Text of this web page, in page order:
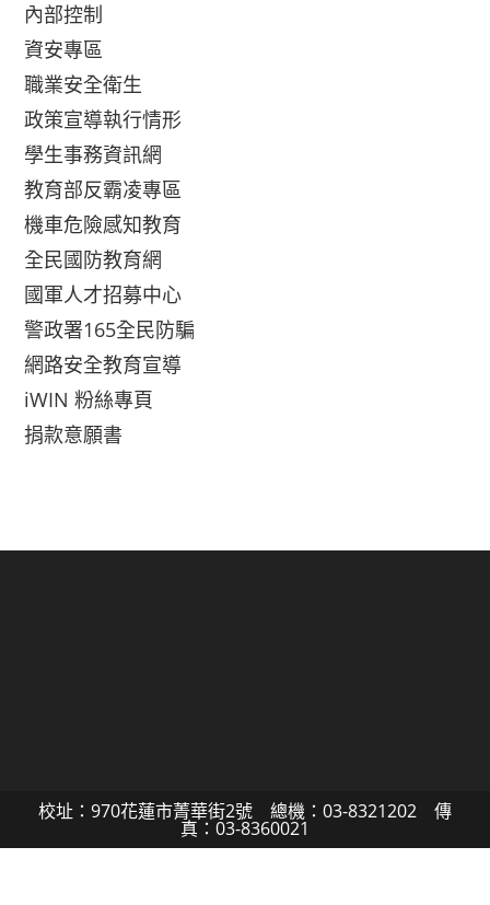
內部控制
資安專區
職業安全衛生
政策宣導執行情形
學生事務資訊網
教育部反霸凌專區
機車危險感知教育
全民國防教育網
國軍人才招募中心
警政署165全民防騙
網路安全教育宣導
iWIN 粉絲專頁
捐款意願書
校址：970花蓮市菁華街2號 總機：03-8321202 傳
真：03-8360021